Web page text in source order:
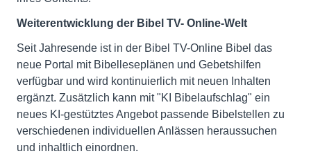
Weiterentwicklung der Bibel TV- Online-Welt
Seit Jahresende ist in der Bibel TV-Online Bibel das
neue Portal mit Bibelleseplänen und Gebetshilfen
verfügbar und wird kontinuierlich mit neuen Inhalten
ergänzt. Zusätzlich kann mit "KI Bibelaufschlag" ein
neues KI-gestütztes Angebot passende Bibelstellen zu
verschiedenen individuellen Anlässen heraussuchen
und inhaltlich einordnen.